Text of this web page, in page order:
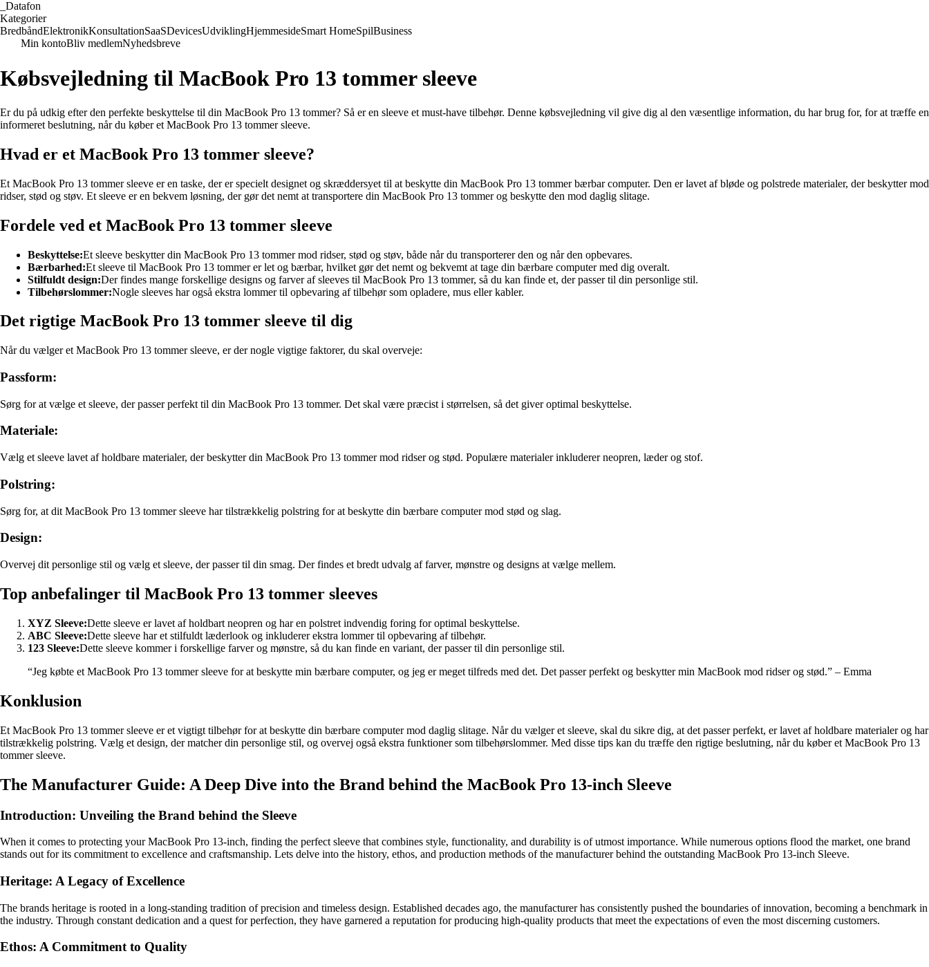
Datafon
Kategorier
BredbåndElektronikKonsultationSaaSDevicesUdviklingHjemmesideSmart HomeSpilBusiness
Min kontoBliv medlemNyhedsbreve
Købsvejledning til MacBook Pro 13 tommer sleeve
Er du på udkig efter den perfekte beskyttelse til din MacBook Pro 13 tommer? Så er en sleeve et must-have tilbehør. Denne købsvejledning vil give dig al den væsentlige information, du har brug for, for at træffe en
informeret beslutning, når du køber et MacBook Pro 13 tommer sleeve.
Hvad er et MacBook Pro 13 tommer sleeve?
Et MacBook Pro 13 tommer sleeve er en taske, der er specielt designet og skræddersyet til at beskytte din MacBook Pro 13 tommer bærbar computer. Den er lavet af bløde og polstrede materialer, der beskytter mod
ridser, stød og støv. Et sleeve er en bekvem løsning, der gør det nemt at transportere din MacBook Pro 13 tommer og beskytte den mod daglig slitage.
Fordele ved et MacBook Pro 13 tommer sleeve
Beskyttelse:Et sleeve beskytter din MacBook Pro 13 tommer mod ridser, stød og støv, både når du transporterer den og når den opbevares.
Bærbarhed:Et sleeve til MacBook Pro 13 tommer er let og bærbar, hvilket gør det nemt og bekvemt at tage din bærbare computer med dig overalt.
Stilfuldt design:Der findes mange forskellige designs og farver af sleeves til MacBook Pro 13 tommer, så du kan finde et, der passer til din personlige stil.
Tilbehørslommer:Nogle sleeves har også ekstra lommer til opbevaring af tilbehør som opladere, mus eller kabler.
Det rigtige MacBook Pro 13 tommer sleeve til dig
Når du vælger et MacBook Pro 13 tommer sleeve, er der nogle vigtige faktorer, du skal overveje:
Passform:
Sørg for at vælge et sleeve, der passer perfekt til din MacBook Pro 13 tommer. Det skal være præcist i størrelsen, så det giver optimal beskyttelse.
Materiale:
Vælg et sleeve lavet af holdbare materialer, der beskytter din MacBook Pro 13 tommer mod ridser og stød. Populære materialer inkluderer neopren, læder og stof.
Polstring:
Sørg for, at dit MacBook Pro 13 tommer sleeve har tilstrækkelig polstring for at beskytte din bærbare computer mod stød og slag.
Design:
Overvej dit personlige stil og vælg et sleeve, der passer til din smag. Der findes et bredt udvalg af farver, mønstre og designs at vælge mellem.
Top anbefalinger til MacBook Pro 13 tommer sleeves
XYZ Sleeve:Dette sleeve er lavet af holdbart neopren og har en polstret indvendig foring for optimal beskyttelse.
ABC Sleeve:Dette sleeve har et stilfuldt læderlook og inkluderer ekstra lommer til opbevaring af tilbehør.
123 Sleeve:Dette sleeve kommer i forskellige farver og mønstre, så du kan finde en variant, der passer til din personlige stil.
“Jeg købte et MacBook Pro 13 tommer sleeve for at beskytte min bærbare computer, og jeg er meget tilfreds med det. Det passer perfekt og beskytter min MacBook mod ridser og stød.” – Emma
Konklusion
Et MacBook Pro 13 tommer sleeve er et vigtigt tilbehør for at beskytte din bærbare computer mod daglig slitage. Når du vælger et sleeve, skal du sikre dig, at det passer perfekt, er lavet af holdbare materialer og har
tilstrækkelig polstring. Vælg et design, der matcher din personlige stil, og overvej også ekstra funktioner som tilbehørslommer. Med disse tips kan du træffe den rigtige beslutning, når du køber et MacBook Pro 13
tommer sleeve.
The Manufacturer Guide: A Deep Dive into the Brand behind the MacBook Pro 13-inch Sleeve
Introduction: Unveiling the Brand behind the Sleeve
When it comes to protecting your MacBook Pro 13-inch, finding the perfect sleeve that combines style, functionality, and durability is of utmost importance. While numerous options flood the market, one brand
stands out for its commitment to excellence and craftsmanship. Lets delve into the history, ethos, and production methods of the manufacturer behind the outstanding MacBook Pro 13-inch Sleeve.
Heritage: A Legacy of Excellence
The brands heritage is rooted in a long-standing tradition of precision and timeless design. Established decades ago, the manufacturer has consistently pushed the boundaries of innovation, becoming a benchmark in
the industry. Through constant dedication and a quest for perfection, they have garnered a reputation for producing high-quality products that meet the expectations of even the most discerning customers.
Ethos: A Commitment to Quality